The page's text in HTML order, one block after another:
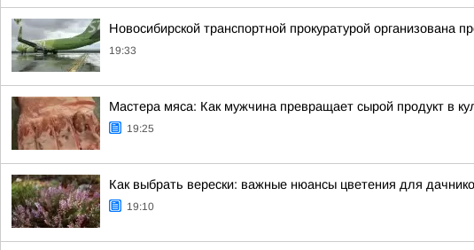
Новосибирской транспортной прокуратурой организована
19:33
Мастера мяса: Как мужчина превращает сырой продукт в
19:25
Как выбрать верески: важные нюансы цветения для
19:10